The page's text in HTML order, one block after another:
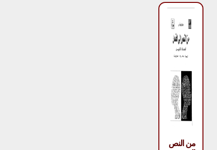
من النص